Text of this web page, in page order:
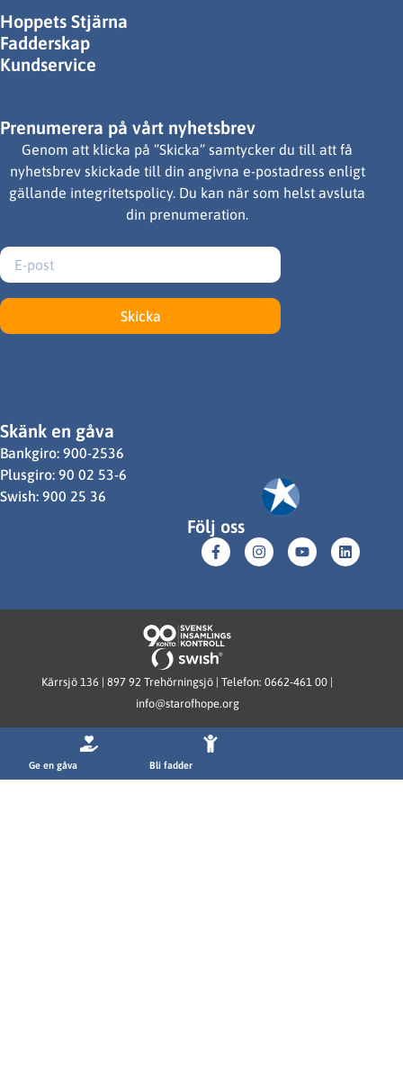
Hoppets Stjärna
Fadderskap
Kundservice
Prenumerera på vårt nyhetsbrev
Genom att klicka på ”Skicka” samtycker du till att få
nyhetsbrev skickade till din angivna e-postadress enligt
gällande integritetspolicy. Du kan när som helst avsluta
din prenumeration.
Skicka
Skänk en gåva
Bankgiro: 900-2536
Plusgiro: 90 02 53-6
Swish: 900 25 36
Följ oss
Kärrsjö 136 | 897 92 Trehörningsjö | Telefon: 0662-461 00 |
info@starofhope.org
Ge en gåva Bli fadder